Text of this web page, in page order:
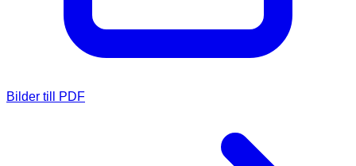
Bilder till PDF